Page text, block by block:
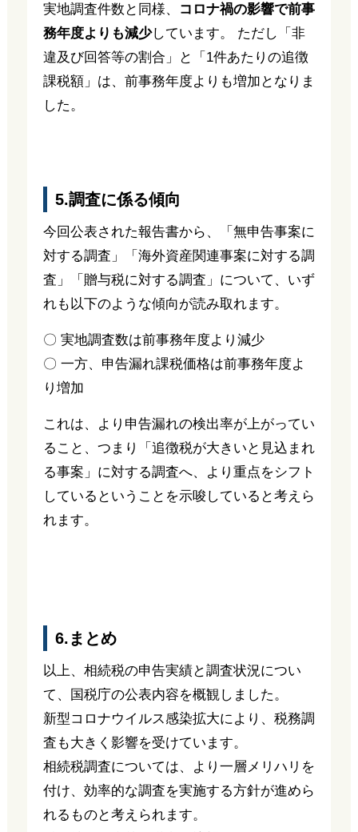
実地調査件数と同様、
コロナ禍の影響で前事
務年度よりも減少しています。 ただし「非
違及び回答等の割合」と「1件あたりの追徴
課税額」は、前事務年度よりも増加となりま
した。
5.調査に係る傾向
今回公表された報告書から、「無申告事案に
対する調査」「海外資産関連事案に対する調
査」「贈与税に対する調査」について、いず
れも以下のような傾向が読み取れます。
〇 実地調査数は前事務年度より減少
〇 一方、申告漏れ課税価格は前事務年度よ
り増加
これは、より申告漏れの検出率が上がってい
ること、つまり「追徴税が大きいと見込まれ
る事案」に対する調査へ、より重点をシフト
しているということを示唆していると考えら
れます。
6.まとめ
以上、相続税の申告実績と調査状況につい
て、国税庁の公表内容を概観しました。
新型コロナウイルス感染拡大により、税務調
査も大きく影響を受けています。
相続税調査については、より一層メリハリを
付け、効率的な調査を実施する方針が進めら
れるものと考えられます。